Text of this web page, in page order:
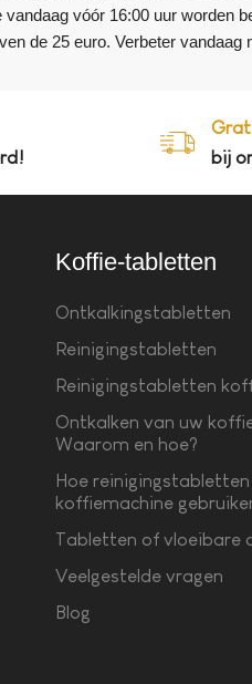
vandaag vóór 16:00 uur worden
de 25 euro. Verbeter
bij
Koffie-tabletten
Ontkalkingstabletten
Reinigingstabletten
Reinigingstabletten
Ontkalken van uw
Waarom en hoe?
Hoe
koffiemachine
Tabletten of vloeibare
Veelgestelde vragen
Blog